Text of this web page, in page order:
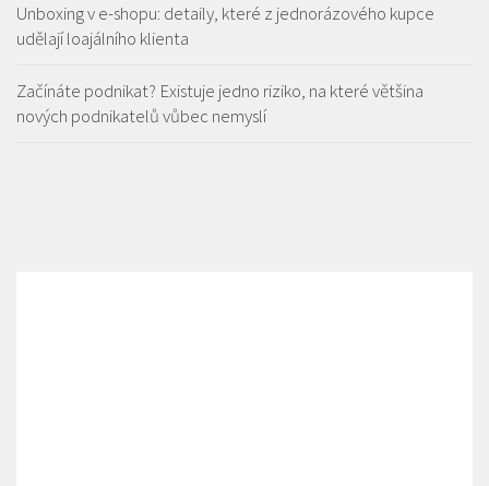
Unboxing v e-shopu: detaily, které z jednorázového kupce
udělají loajálního klienta
Začínáte podnikat? Existuje jedno riziko, na které většina
nových podnikatelů vůbec nemyslí